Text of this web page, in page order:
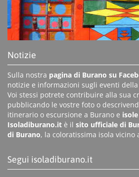
Notizie
Sulla nostra pagina di Burano su
notizie e informazioni sugli eventi della
Voi stessi potrete contribuire alla sua
pubblicando le vostre foto o
itinerario o escursione a Burano e
Isoladiburano.it è il sito ufficiale di
di Burano, la coloratissima isola vicino
Segui isoladiburano.it